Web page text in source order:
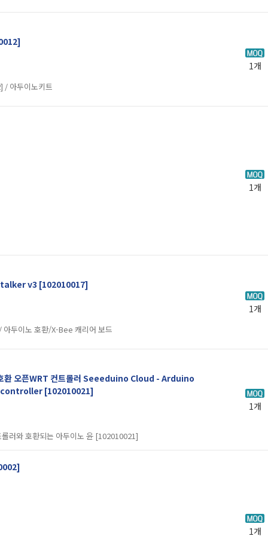
/ 아두이노키트
1개
1개
v3 [102010017]
두이노 호환/X-Bee 캐리어 보드
1개
환 오픈WRT 컨트롤러 Seeeduino Cloud - Arduino
[102010021]
러와 호환되는 아두이노 윤 [102010021]
1개
1개